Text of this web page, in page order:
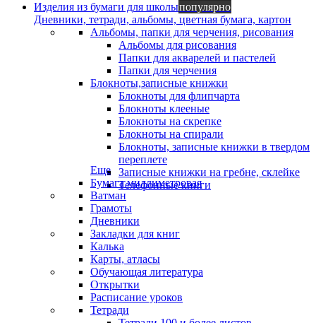
Изделия из бумаги для школыпопулярно
Дневники, тетради, альбомы, цветная бумага, картон
Альбомы, папки для черчения, рисования
Альбомы для рисования
Папки для акварелей и пастелей
Папки для черчения
Блокноты,записные книжки
Блокноты для флипчарта
Блокноты клееные
Блокноты на скрепке
Блокноты на спирали
Блокноты, записные книжки в твердом
переплете
Записные книжки на гребне, склейке
Телефонные книги
Еще
Бумага миллиметровая
Ватман
Грамоты
Дневники
Закладки для книг
Калька
Карты, атласы
Обучающая литература
Открытки
Расписание уроков
Тетради